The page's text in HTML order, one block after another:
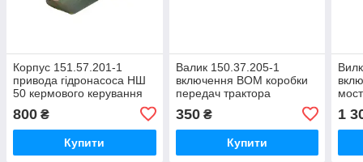
Корпус 151.57.201-1
привода гідронасоса НШ
50 кермового керування
ХТЗ Т 151,Т 156,Т 157,Т
17221,Т 17021
800 ₴
Купити
Валик 150.37.205-1
включення ВОМ коробки
передач трактора
ХТЗ-181
350₴
Купити
1